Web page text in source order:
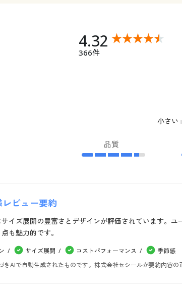
4.32
366件
小さい
品質
ビュー要約
イズ展開の豊富さとデザインが評価されています。
も魅力的です。
サイズ展開 コストパフォーマンス
季節感
AIで自動生成されたものです。株式会社セシールが要約内容